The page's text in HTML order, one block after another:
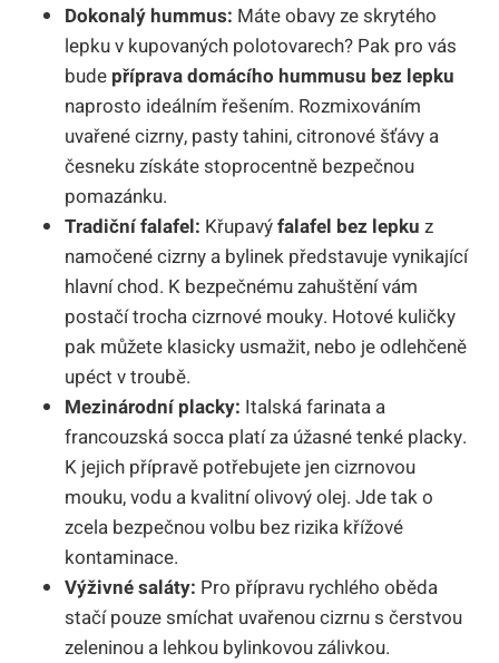
Dokonalý hummus: Máte obavy ze skrytého
lepku v kupovaných polotovarech? Pak pro vás
bude příprava domácího hummusu bez lepku
naprosto ideálním řešením. Rozmixováním
uvařené cizrny, pasty tahini, citronové šťávy a
česneku získáte stoprocentně bezpečnou
pomazánku.
Tradiční falafel: Křupavýfalafel bez lepku z
namočené cizrny a bylinek představuje vynikající
hlavní chod. K bezpečnému zahuštění vám
postačí trocha cizrnové mouky. Hotové kuličky
pak můžete klasicky usmažit, nebo je odlehčeně
upéct v troubě.
Mezinárodní placky: Italská farinata a
francouzská socca platí za úžasné tenké placky.
K jejich přípravě potřebujete jen cizrnovou
mouku, vodu a kvalitní olivový olej. Jde tak o
zcela bezpečnou volbu bez rizika křížové
kontaminace.
Výživné saláty: Pro přípravu rychlého oběda
stačí pouze smíchat uvařenou cizrnu s čerstvou
zeleninou a lehkou bylinkovou zálivkou.